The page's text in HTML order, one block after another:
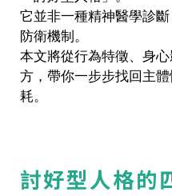
它並非一種精神醫學診
防衛機制。
本文將從行為特徵、身
方，帶你一步步找回主
耗。
討好型人格的